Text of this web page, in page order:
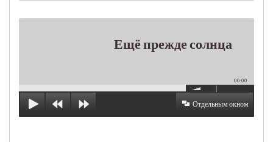
Ещё прежде солнца
00:00
Отдельным окном